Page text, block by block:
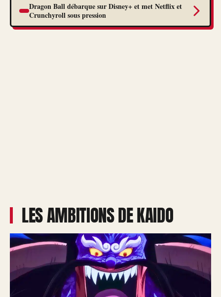
Dragon Ball débarque sur Disney+ et met Netflix et
Crunchyroll sous pression
LES AMBITIONS DE KAIDO